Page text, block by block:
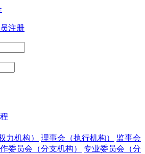
注册
力机构）
理事会（执行机构）
监事会
委员会（分支机构）
专业委员会（分